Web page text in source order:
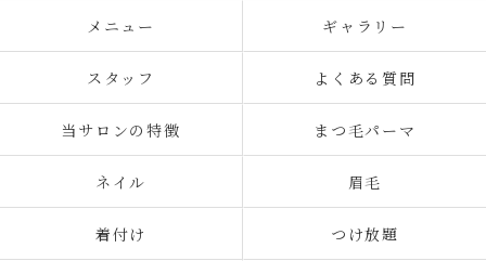
メニュー ギャラリー
スタッフ よくある質問
当サロンの特徴 まつ毛パーマ
ネイル 眉毛
着付け つけ放題